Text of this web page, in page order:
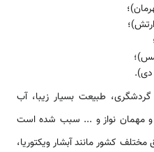
طبیعت بسیار زیبا، آب
و مهمان نواز و ... سبب شده است
کشور مانند آبشار ویکتوریا،